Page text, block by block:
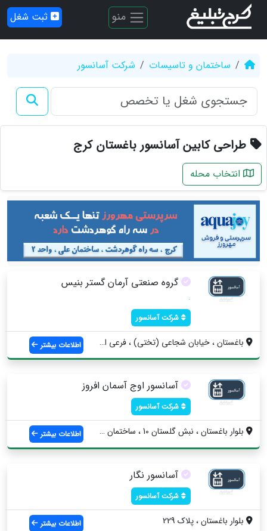
منو ثبت شغل
ساختمان و تاسیسات شرکت آسانسور
طراحی کابین آسانسور باغستان کرج
انتخاب محله
گروه صنعتی آرمان گستر بنیس
.
شرکت آسانسور
باغستان ، خیابان شجاعی (تختی) ، فرعی اول... اطلاعات بیشتر
آسانسور اوج آسمان افروز
شرکت آسانسور
بلوار باغستان ، نبش گلستان 10 ، ساختمان ... اطلاعات بیشتر
آسانسور نگار
شرکت آسانسور
بلوار باغستان ، پلاک 229 اطلاعات بیشتر